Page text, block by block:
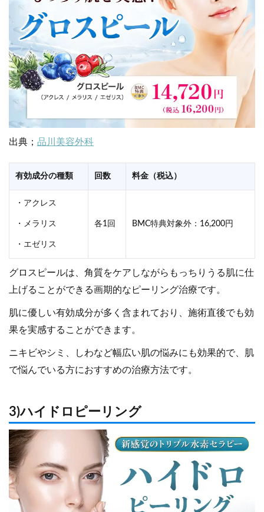
出典； 品川美容外科
有効成分の種類 回数 料金（税込）
・アクレス
・メラリス
・エゼリス
各1回 BMC特典対象外：16,200円
グロスピールは、角質をケアしながらもっちりうる肌に仕
上げることができる画期的なピーリング治療です。
肌に優しい有効成分が多く含まれており、施術直後でも効
果を実感することができます。
ニキビやシミ、しわなど幅広い肌の悩みにも効果的で、肌
で悩んでいる方におすすめの治療方法です。
3)ハイドロピーリング